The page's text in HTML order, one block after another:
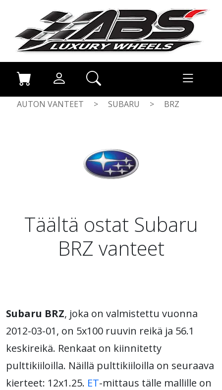
AUTON VANTEET > SUBARU > BRZ
Täältä ostat Subaru
BRZ vanteet
Subaru BRZ, joka on valmistettu vuonna
2012-03-01, on 5x100 ruuvin reikä ja 56.1
keskireikä. Renkaat on kiinnitetty
pulttikiiloilla. Näillä pulttikiiloilla on seuraava
kierteet: 12x1.25. ET-mittaus tälle mallille on